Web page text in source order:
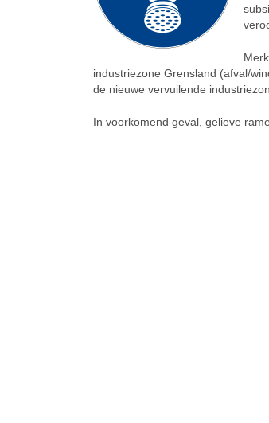
industriezone Grensland (afval/
de nieuwe vervuilende
In voorkomend geval, gelieve